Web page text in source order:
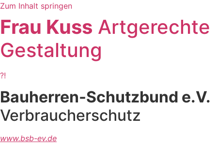
Zum Inhalt springen
Frau Kuss Artgerechte
Gestaltung
?!
Bauherren-Schutzbund e.V.
Verbraucherschutz
www.bsb-ev.de